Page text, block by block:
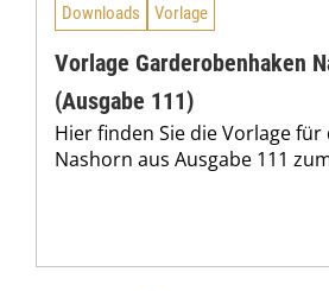
Downloads Vorlage
Vorlage Garderobenhaken
(Ausgabe 111)
Hier finden Sie die Vorlage für
Nashorn aus Ausgabe 111